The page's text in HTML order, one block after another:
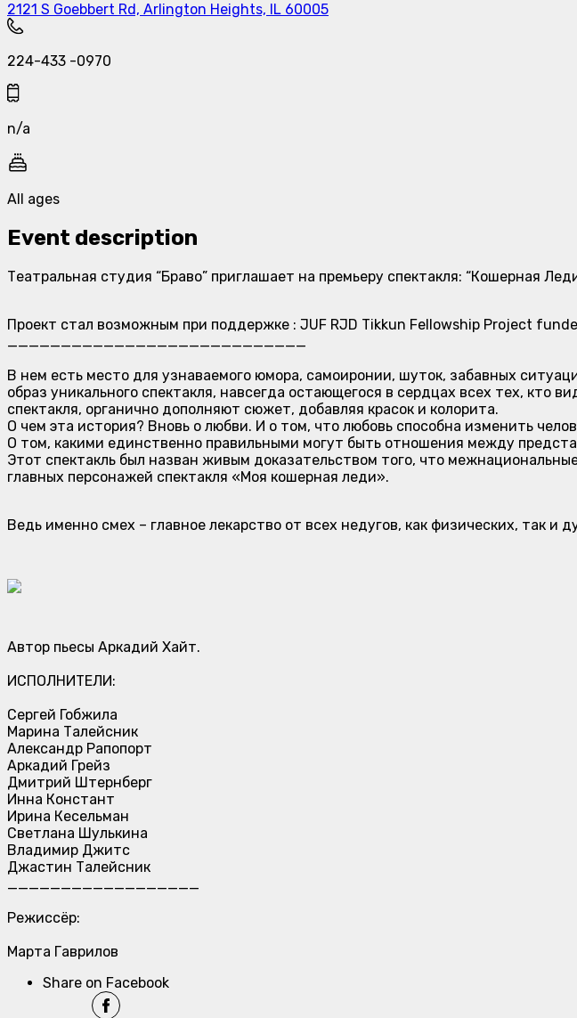
2121 S Goebbert Rd, Arlington Heights, IL 60005
224-433 -0970
n/a
All ages
Event description
Театральная студия “Браво” приглашает на премьеру спектакля: “Кошерная
Проект стал возможным при поддержке : JUF RJD Tikkun Fellowship Project
____________________________
В нем есть место для узнаваемого юмора, самоиронии, шуток, забавных
образ уникального спектакля, навсегда остающегося в сердцах всех тех, кто
спектакля, органично дополняют сюжет, добавляя красок и колорита.
О чем эта история? Вновь о любви. И о том, что любовь способна изменить
О том, какими единственно правильными могут быть отношения между
Этот спектакль был назван живым доказательством того, что
главных персонажей спектакля «Моя кошерная леди».
Ведь именно смех – главное лекарство от всех недугов, как физических, так и
Автор пьесы Аркадий Хайт.
ИСПОЛНИТЕЛИ:
Сергей Гобжила
Марина Талейсник
Александр Рапопорт
Аркадий Грейз
Дмитрий Штернберг
Инна Констант
Ирина Кесельман
Светлана Шулькина
Владимир Джитс
Джастин Талейсник
__________________
Режиссёр:
Марта Гаврилов
Share on Facebook